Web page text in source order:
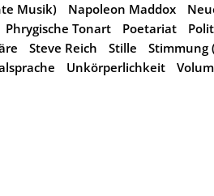
Musik)
Napoleon Maddox
Phrygische Tonart Poetariat
Steve Reich Stille
Stimmung
Unkörperlichkeit